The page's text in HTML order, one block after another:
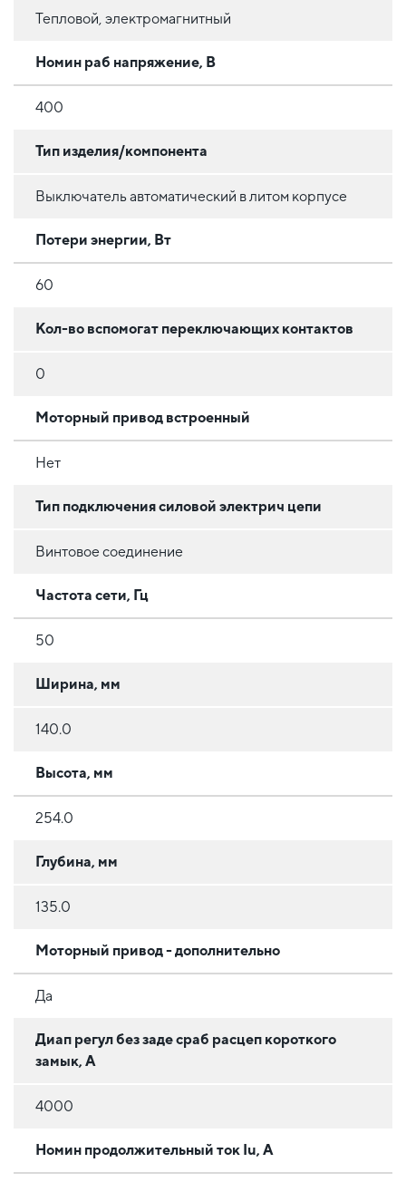
Тепловой, электромагнитный
Номин раб напряжение, В
400
Тип изделия/компонента
Выключатель автоматический в литом корпусе
Потери энергии, Вт
60
Кол-во вспомогат переключающих контактов
0
Моторный привод встроенный
Нет
Тип подключения силовой электрич цепи
Винтовое соединение
Частота сети, Гц
50
Ширина, мм
140.0
Высота, мм
254.0
Глубина, мм
135.0
Моторный привод - дополнительно
Да
Диап регул без заде сраб расцеп короткого
замык, А
4000
Номин продолжительный ток Iu, А